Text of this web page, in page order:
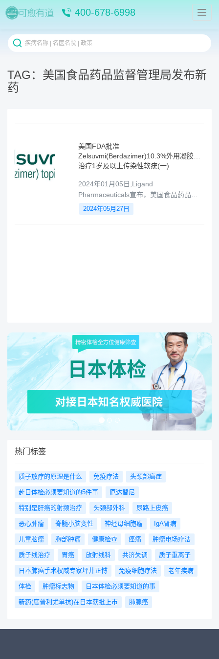
400-678-6998
TAG：美国食品药品监督管理局发布新
药
美国FDA批准
Zelsuvmi(Berdazimer)10.3%外用凝胶，
治疗1岁及以上传染性软疣(一)
2024年01月05日,Ligand
Pharmaceuticals宣布，美国食品药品监
督管理局（FDA）已批准
Zelsuvmi（Berdazimer，10.3%）贝达唑
2024年05月27日
热门标签
质子放疗的原理是什么 免疫疗法 头颈部癌症
赴日体检必须要知道的5件事 厄达替尼
特别是肝癌的射频治疗 头颈部外科 尿路上皮癌
恶心肿瘤 脊髓小脑变性 神经母细胞瘤 IgA肾病
儿童脑瘤 胸部肿瘤 健康检查 癌痛 肿瘤电场疗法
质子线治疗 胃癌 放射线科 共济失调 质子重离子
日本肺癌手术权威专家坪井正博 免疫细胞疗法 老年疾病
体检 肿瘤标志物 日本体检必须要知道的事
新药(度普利尤单抗)在日本获批上市 肺腺癌